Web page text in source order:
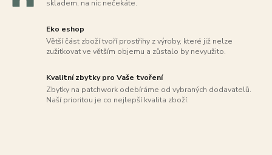
skladem, na nic nečekáte.
Eko eshop
Větší část zboží tvoří prostřihy z výroby, které již nelze
zužitkovat ve větším objemu a zůstalo by nevyužito.
Kvalitní zbytky pro Vaše tvoření
Zbytky na patchwork odebíráme od vybraných dodavatelů.
Naší prioritou je co nejlepší kvalita zboží.